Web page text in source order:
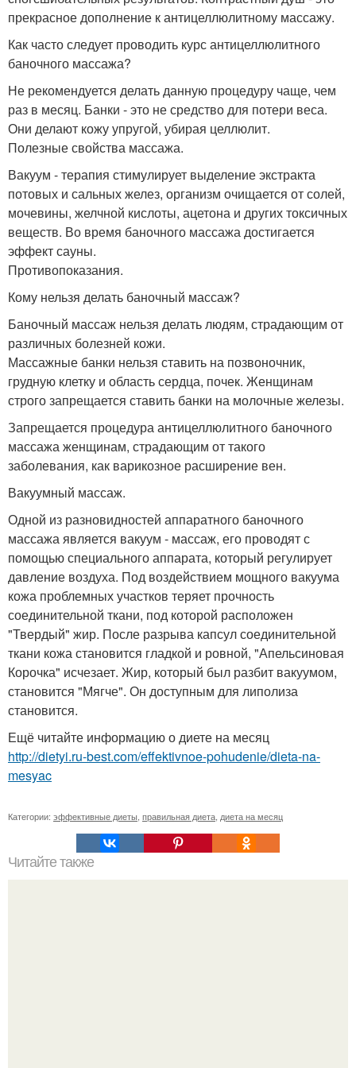
прекрасное дополнение к антицеллюлитному массажу.
Как часто следует проводить курс антицеллюлитного
баночного массажа?
Не рекомендуется делать данную процедуру чаще, чем
раз в месяц. Банки - это не средство для потери веса.
Они делают кожу упругой, убирая целлюлит.
Полезные свойства массажа.
Вакуум - терапия стимулирует выделение экстракта
потовых и сальных желез, организм очищается от солей,
мочевины, желчной кислоты, ацетона и других токсичных
веществ. Во время баночного массажа достигается
эффект сауны.
Противопоказания.
Кому нельзя делать баночный массаж?
Баночный массаж нельзя делать людям, страдающим от
различных болезней кожи.
Массажные банки нельзя ставить на позвоночник,
грудную клетку и область сердца, почек. Женщинам
строго запрещается ставить банки на молочные железы.
Запрещается процедура антицеллюлитного баночного
массажа женщинам, страдающим от такого
заболевания, как варикозное расширение вен.
Вакуумный массаж.
Одной из разновидностей аппаратного баночного
массажа является вакуум - массаж, его проводят с
помощью специального аппарата, который регулирует
давление воздуха. Под воздействием мощного вакуума
кожа проблемных участков теряет прочность
соединительной ткани, под которой расположен
"Твердый" жир. После разрыва капсул соединительной
ткани кожа становится гладкой и ровной, "Апельсиновая
Корочка" исчезает. Жир, который был разбит вакуумом,
становится "Мягче". Он доступным для липолиза
становится.
Ещё читайте информацию о диете на месяц
http://dietyi.ru-best.com/effektivnoe-pohudenie/dieta-na-
mesyac
Категории: эффективные диеты, правильная диета, диета на месяц
Читайте также